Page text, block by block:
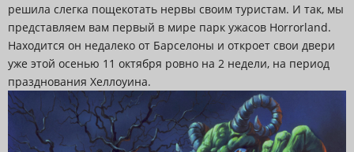
решила слегка пощекотать нервы своим туристам. И так, мы
представляем вам первый в мире парк ужасов Horrorland.
Находится он недалеко от Барселоны и откроет свои двери
уже этой осенью 11 октября ровно на 2 недели, на период
празднования Хеллоуина.